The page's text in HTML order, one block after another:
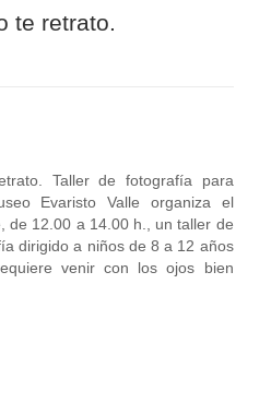
te retrato.
Taller de fotografía para
Evaristo Valle organiza el
de 12.00 a 14.00 h., un taller de
dirigido a niños de 8 a 12 años
venir con los ojos bien